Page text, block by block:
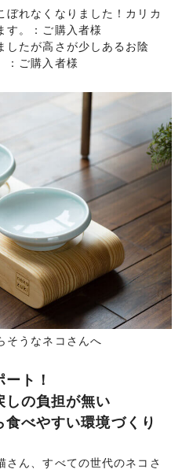
ぼれなくなりました！カリカ
す。：ご購入者様
したが高さが少しあるお陰
：ご購入者様
そうなネコさんへ
ト！
しの負担が無い
べやすい環境づくり
さん、すべての世代のネコさ